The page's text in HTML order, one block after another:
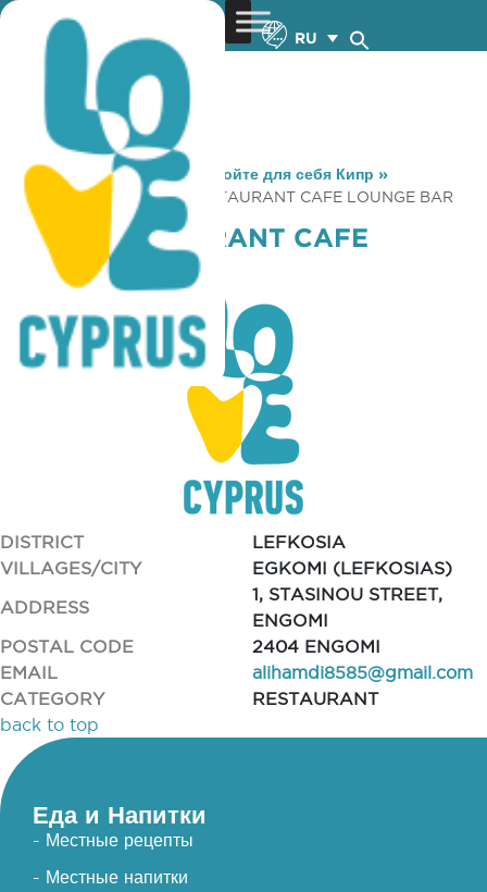
RU
You are here: Home »Откройте для себя Кипр »
Gastronomy
» HABIBI RESTAURANT CAFE LOUNGE BAR
HABIBI RESTAURANT CAFE
LOUNGE BAR
DISTRICT
LEFKOSIA
VILLAGES/CITY
EGKOMI (LEFKOSIAS)
ADDRESS
1, STASINOU STREET,
ENGOMI
POSTAL CODE
2404 ENGOMI
EMAIL
alihamdi8585@gmail.com
CATEGORY
RESTAURANT
back to top
Еда и Напитки
- Местные рецепты
- Местные напитки